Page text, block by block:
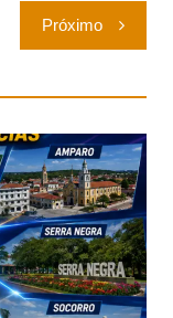
Próximo